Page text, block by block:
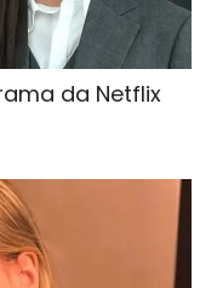
da Netflix